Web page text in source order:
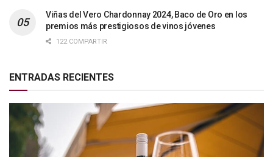
Viñas del Vero Chardonnay 2024, Baco de Oro en los
premios más prestigiosos de vinos jóvenes
122 COMPARTIR
ENTRADAS RECIENTES